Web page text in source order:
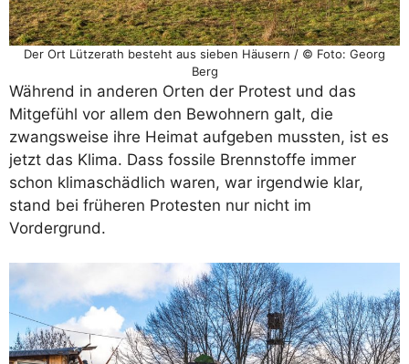
Der Ort Lützerath besteht aus sieben Häusern / © Foto: Georg
Berg
Während in anderen Orten der Protest und das
Mitgefühl vor allem den Bewohnern galt, die
zwangsweise ihre Heimat aufgeben mussten, ist es
jetzt das Klima. Dass fossile Brennstoffe immer
schon klimaschädlich waren, war irgendwie klar,
stand bei früheren Protesten nur nicht im
Vordergrund.